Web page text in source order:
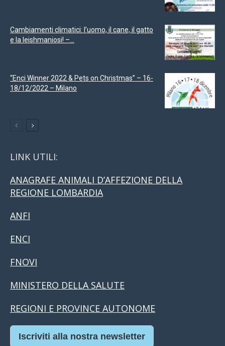
Cambiamenti climatici: l’uomo, il cane, il gatto
e la leishmaniosi! –...
“Enci Winner 2022 & Pets on Christmas” – 16-
18/12/2022 – Milano
LINK UTILI:
ANAGRAFE ANIMALI D’AFFEZIONE DELLA
REGIONE LOMBARDIA
ANFI
ENCI
FNOVI
MINISTERO DELLA SALUTE
REGIONI E PROVINCE AUTONOME
Iscriviti alla nostra newsletter